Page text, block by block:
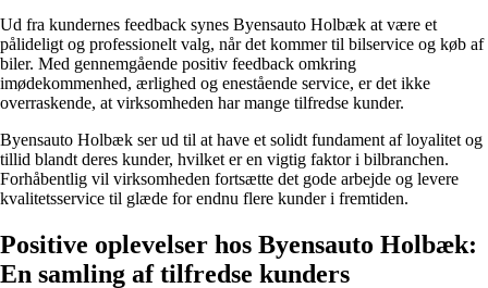
Ud fra kundernes feedback synes Byensauto Holbæk at være et
pålideligt og professionelt valg, når det kommer til bilservice og køb af
biler. Med gennemgående positiv feedback omkring
imødekommenhed, ærlighed og enestående service, er det ikke
overraskende, at virksomheden har mange tilfredse kunder.
Byensauto Holbæk ser ud til at have et solidt fundament af loyalitet og
tillid blandt deres kunder, hvilket er en vigtig faktor i bilbranchen.
Forhåbentlig vil virksomheden fortsætte det gode arbejde og levere
kvalitetsservice til glæde for endnu flere kunder i fremtiden.
Positive oplevelser hos Byensauto Holbæk:
En samling af tilfredse kunders